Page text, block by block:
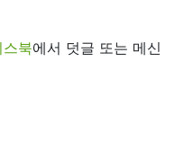
북에서 덧글 또는 메신